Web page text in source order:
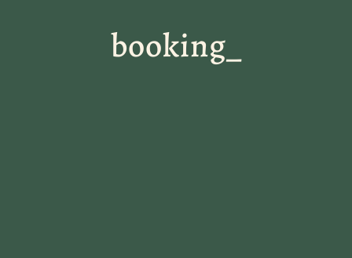
booking_